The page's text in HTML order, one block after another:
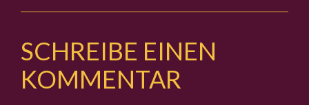
SCHREIBE EINEN
KOMMENTAR